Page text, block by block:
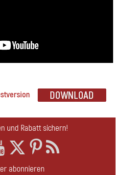
und Rabatt sichern!
abonnieren